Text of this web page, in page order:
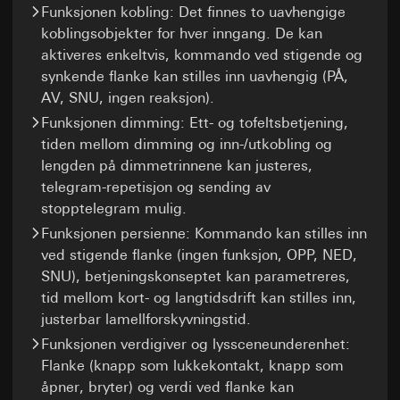
Funksjonen kobling: Det finnes to uavhengige
koblingsobjekter for hver inngang. De kan
aktiveres enkeltvis, kommando ved stigende og
synkende flanke kan stilles inn uavhengig (PÅ,
AV, SNU, ingen reaksjon).
Funksjonen dimming: Ett- og tofeltsbetjening,
tiden mellom dimming og inn-/utkobling og
lengden på dimmetrinnene kan justeres,
telegram-repetisjon og sending av
stopptelegram mulig.
Funksjonen persienne: Kommando kan stilles inn
ved stigende flanke (ingen funksjon, OPP, NED,
SNU), betjeningskonseptet kan parametreres,
tid mellom kort- og langtidsdrift kan stilles inn,
justerbar lamellforskyvningstid.
Funksjonen verdigiver og lyssceneunderenhet:
Flanke (knapp som lukkekontakt, knapp som
åpner, bryter) og verdi ved flanke kan
engroshandel, arkitekt)
Rettslig grunnlag og eventuelt forsvar av
berettigede interesser:
Bruk av tjenesten: § 25, avsnitt 1 s. 1 TDDDG
(den tyske personvernloven for
Artikkel 6, avsnitt 1, bokstav f i
personvernforordningen
Forsvar av berettigede interesser: Se formål
med behandlingen av opplysninger
Mottaker: Interne avdelinger, dersom tilgang er
nødvendig for å utføre oppgaven
Overføring til tredjeland: Ingen
Informasjonskapselens levetid: 6 måneder
Avgjørelse om tilstrekkelighet / garantier /
unntaksbestemmelse:
Standardavtaleklausuler, kopi kan bestilles
ved henvendelse ifølge punkt 1, samtykke
ifølge artikkel 49, avsnitt 1, bokstav a i
personvernforordningen
Informasjonskapselens levetid:
14 måneder
Google Tag Manager
Formål med behandlingen av
opplysninger: Administrering av nettstedtagger
via et grensesnitt
Kategorier for personopplysninger:
IP-adresse
(anonymisert)
Rettslig grunnlag og eventuelt forsvar av
berettigede interesser:
Bruk av tjenesten: § 25, avsnitt 1 s. 1 TDDDG
(den tyske personvernloven for
telekommunikasjon og telemedier)
Senere behandling av personopplysningene:
Overføring til tredjeland:
Tredjeland: USA
Avgjørelse om tilstrekkelighet / garantier /
unntaksbestemmelse:
Standardavtaleklausuler, kopi kan bestilles
ved henvendelse ifølge punkt 1, samtykke
ifølge artikkel 49, avsnitt 1, bokstav a i
personvernforordningen
Informasjonskapselens levetid: 90 dager
Pinterest-tagg
Formål med behandlingen av
opplysninger: Analyse av bruken av nettstedet og
måling av effekten av kampanjer
Kategorier for personopplysninger:
IP-adresse,
nettleserinformasjon, besøkt nettsted, dato og
klokkeslett for besøket, enhetsinformasjon,
bruksdata, klikkbane, geografisk plassering
Rettslig grunnlag og eventuelt forsvar av
berettigede interesser: